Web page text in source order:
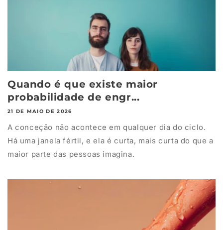
Quando é que existe maior
probabilidade de engr...
21 DE MAIO DE 2026
A conceção não acontece em qualquer dia do ciclo.
Há uma janela fértil, e ela é curta, mais curta do que a
maior parte das pessoas imagina.